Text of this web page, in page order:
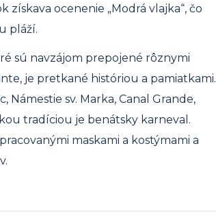
získava ocenenie „Modrá vlajka“, čo
pláží.
sú navzájom prepojené rôznymi
je pretkané históriou a pamiatkami.
Námestie sv. Marka, Canal Grande,
tradíciou je benátsky karneval.
maskami a kostýmami a